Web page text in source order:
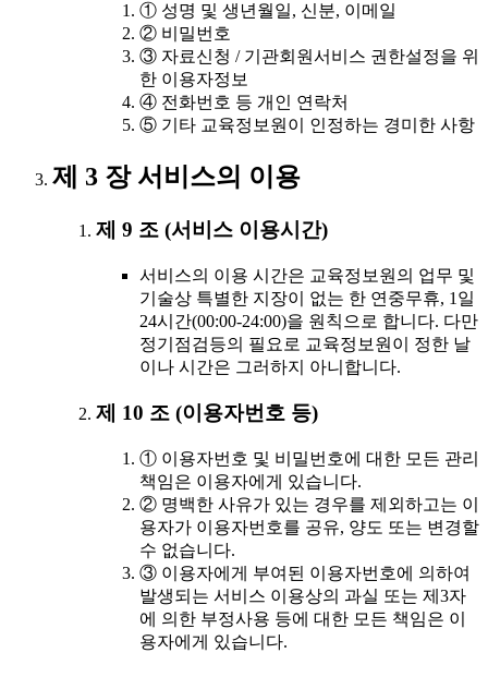
① 성명 및 생년월일, 신분, 이메일
② 비밀번호
③ 자료신청 / 기관회원서비스 권한설정을 위
한 이용자정보
④ 전화번호 등 개인 연락처
⑤ 기타 교육정보원이 인정하는 경미한 사항
제 3 장 서비스의 이용
제 9 조 (서비스 이용시간)
서비스의 이용 시간은 교육정보원의 업무 및
기술상 특별한 지장이 없는 한 연중무휴, 1일
24시간(00:00-24:00)을 원칙으로 합니다. 다만
정기점검등의 필요로 교육정보원이 정한 날
이나 시간은 그러하지 아니합니다.
제 10 조 (이용자번호 등)
① 이용자번호 및 비밀번호에 대한 모든 관리
책임은 이용자에게 있습니다.
② 명백한 사유가 있는 경우를 제외하고는 이
용자가 이용자번호를 공유, 양도 또는 변경할
수 없습니다.
③ 이용자에게 부여된 이용자번호에 의하여
발생되는 서비스 이용상의 과실 또는 제3자
에 의한 부정사용 등에 대한 모든 책임은 이
용자에게 있습니다.